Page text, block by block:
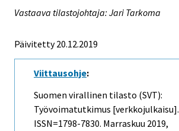
Vastaava tilastojohtaja: Jari Tarkoma
Päivitetty 20.12.2019
Viittausohje:
Suomen virallinen tilasto (SVT):
Työvoimatutkimus [verkkojulkaisu].
ISSN=1798-7830. Marraskuu 2019,